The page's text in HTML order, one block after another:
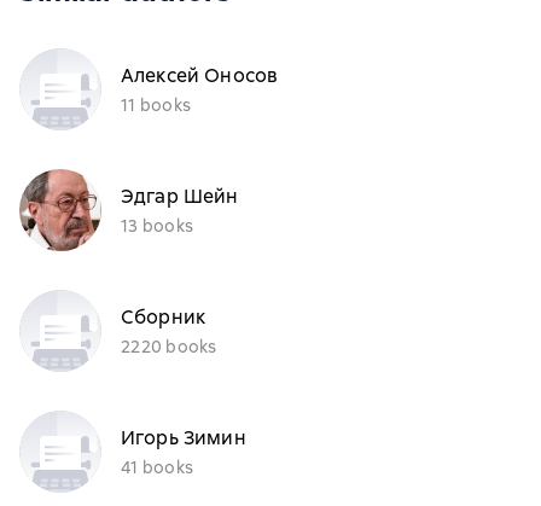
Алексей Оносов
11 books
Эдгар Шейн
13 books
Сборник
2220 books
Игорь Зимин
41 books